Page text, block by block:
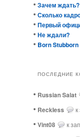
Зачем ждать?
Сколько
Первый
Не ждали?
Born Stubborn
ПОСЛЕДНИЕ
Russian Salat
ReckIess
к
Vint08
к